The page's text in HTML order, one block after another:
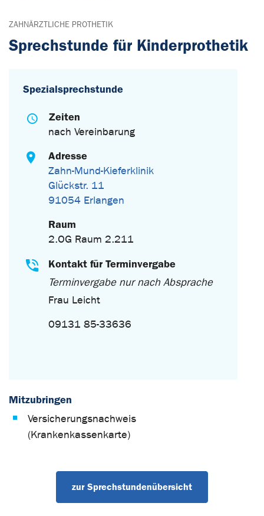
ZAHNÄRZTLICHE PROTHETIK
Sprechstunde für Kinderprothetik
Spezialsprechstunde
Zeiten
nach Vereinbarung
Adresse
Zahn-Mund-Kieferklinik
Glückstr. 11
91054 Erlangen
Raum
2.OG Raum 2.211
Kontakt für Terminvergabe
Terminvergabe nur nach Absprache
Frau Leicht
09131 85-33636
Mitzubringen
Versicherungsnachweis
(Krankenkassenkarte)
zur Sprechstundenübersicht